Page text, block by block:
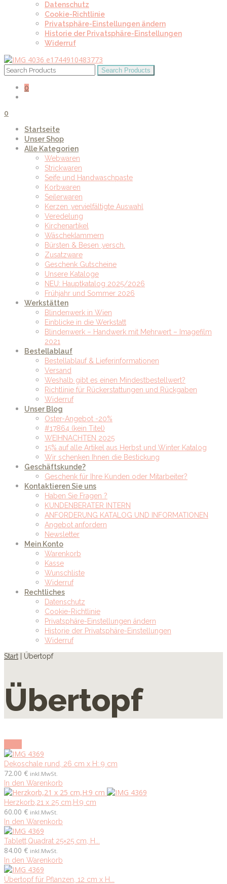
Datenschutz
Cookie-Richtlinie
Privatsphäre-Einstellungen ändern
Historie der Privatsphäre-Einstellungen
Widerruf
0
0
Startseite
Unser Shop
Alle Kategorien
Webwaren
Strickwaren
Seife und Handwaschpaste
Korbwaren
Seilerwaren
Kerzen ,vervielfältigte Auswahl
Veredelung
Kirchenartikel
Wäscheklammern
Bürsten & Besen ,versch.
Zusatzware
Geschenk Gutscheine
Unsere Kataloge
NEU: Hauptkatalog 2025/2026
Frühjahr und Sommer 2026
Werkstätten
Blindenwerk in Wien
Einblicke in die Werkstatt
Blindenwerk – Handwerk mit Mehrwert – Imagefilm
2021
Bestellablauf
Bestellablauf & Lieferinformationen
Versand
Weshalb gibt es einen Mindestbestellwert?
Richtlinie für Rückerstattungen und Rückgaben
Widerruf
Unser Blog
Oster-Angebot -20%
#17864 (kein Titel)
WEIHNACHTEN 2025
15% auf alle Artikel aus Herbst und Winter Katalog
Wir schenken Ihnen die Bestickung
Geschäftskunde?
Geschenk für Ihre Kunden oder Mitarbeiter?
Kontaktieren Sie uns
Haben Sie Fragen ?
KUNDENBERATER INTERN
ANFORDERUNG KATALOG UND INFORMATIONEN
Angebot anfordern
Newsletter
Mein Konto
Warenkorb
Kasse
Wunschliste
Widerruf
Rechtliches
Datenschutz
Cookie-Richtlinie
Privatsphäre-Einstellungen ändern
Historie der Privatsphäre-Einstellungen
Widerruf
Start | Übertopf
Übertopf
Dekoschale rund, 26 cm x H: 9 cm
72.00 € inkl.MwSt.
In den Warenkorb
Herzkorb,21 x 25 cm,H:9 cm
60.00 € inkl.MwSt.
In den Warenkorb
Tablett,Quadrat 25×25 cm, H...
84.00 € inkl.MwSt.
In den Warenkorb
Übertopf für Pflanzen, 12 cm x H...